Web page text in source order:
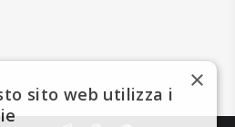
×
sito web utilizza i